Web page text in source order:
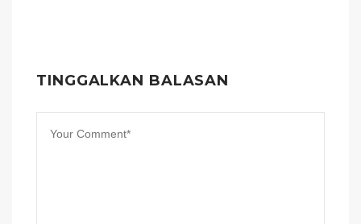
TINGGALKAN BALASAN